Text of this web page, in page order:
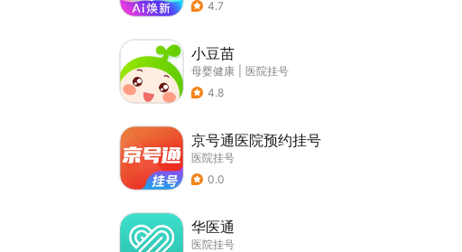
4.7
小豆苗
母婴健康
医院挂号
4.8
京号通医院预约挂号
医院挂号
0.0
华医通
医院挂号